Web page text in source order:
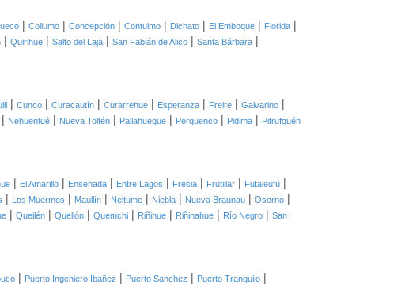
| Coliumo | Concepción | Contulmo | Dichato | El Emboque | Florida |
| Quirihue | Salto del Laja | San Fabián de Alico | Santa Bárbara |
| Cunco | Curacautín | Curarrehue | Esperanza | Freire | Galvarino |
| Nehuentué | Nueva Toltén | Pailahueque | Perquenco | Pidima | Pitrufquén
| El Amarillo | Ensenada | Entre Lagos | Fresia | Frutillar | Futaleufú |
| Los Muermos | Maullín | Neltume | Niebla | Nueva Braunau | Osorno |
| Queilén | Quellón | Quemchi | Riñihue | Riñinahue | Río Negro | San
| Puerto Ingeniero Ibañez | Puerto Sanchez | Puerto Tranquilo |